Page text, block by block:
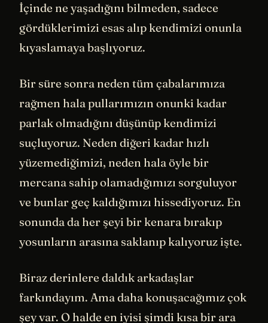
İçinde ne yaşadığını bilmeden, sadece
gördüklerimizi esas alıp kendimizi onunla
kıyaslamaya başlıyoruz.
Bir süre sonra neden tüm çabalarımıza
rağmen hala pullarımızın onunki kadar
parlak olmadığını düşünüp kendimizi
suçluyoruz. Neden diğeri kadar hızlı
yüzemediğimizi, neden hala öyle bir
mercana sahip olamadığımızı sorguluyor
ve bunlar geç kaldığımızı hissediyoruz. En
sonunda da her şeyi bir kenara bırakıp
yosunların arasına saklanıp kalıyoruz işte.
Biraz derinlere daldık arkadaşlar
farkındayım. Ama daha konuşacağımız çok
şey var. O halde en iyisi şimdi kısa bir ara